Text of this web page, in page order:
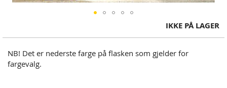
to
beginning
of
IKKE PÅ LAGER
NB! Det er nederste farge på flasken som gjelder for
fargevalg.